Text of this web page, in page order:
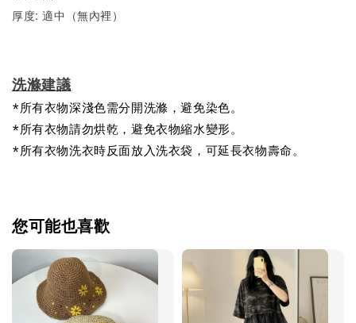
厚度: 適中（無內裡）
洗滌建議
*所有衣物深淺色需分開洗滌，避免染色。
*所有衣物請勿烘乾，避免衣物縮水變形。
*所有衣物洗衣時反面放入洗衣袋，可延長衣物壽命。
您可能也喜歡